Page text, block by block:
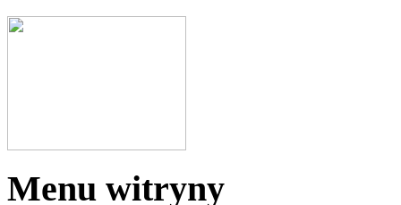
Menu witryny